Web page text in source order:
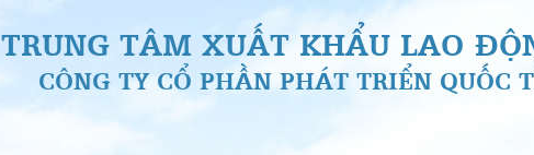
TRUNG TÂM XUẤT KHẨU LAO
CÔNG TY CỔ PHẦN PHÁT TRIỂN QUỐC